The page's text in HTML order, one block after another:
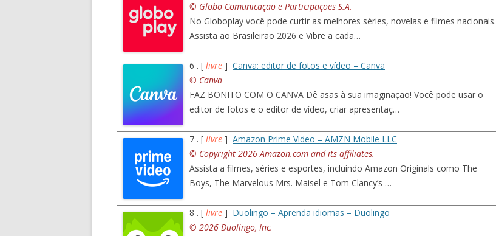
© Globo Comunicação e Participações S.A.
No Globoplay você pode curtir as melhores séries, novelas e filmes nacionais.
Assista ao Brasileirão 2026 e Vibre a cada…
6 . [ livre ] Canva: editor de fotos e vídeo – Canva
© Canva
FAZ BONITO COM O CANVA Dê asas à sua imaginação! Você pode usar o
editor de fotos e o editor de vídeo, criar apresentaç…
7 . [ livre ] Amazon Prime Video – AMZN Mobile LLC
© Copyright 2026 Amazon.com and its affiliates.
Assista a filmes, séries e esportes, incluindo Amazon Originals como The
Boys, The Marvelous Mrs. Maisel e Tom Clancy’s …
8 . [ livre ] Duolingo – Aprenda idiomas – Duolingo
© 2026 Duolingo, Inc.